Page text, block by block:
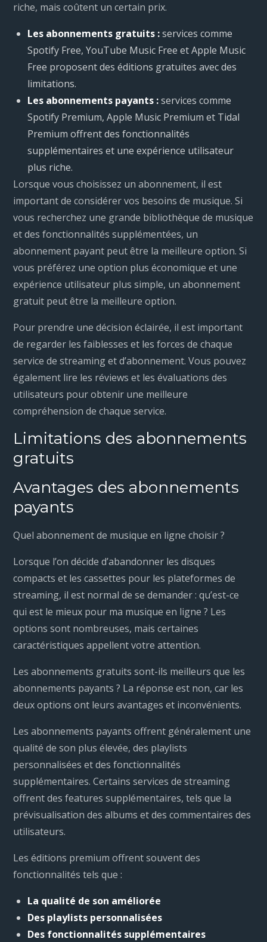
riche, mais coûtent un certain prix.
Les abonnements gratuits :services comme
Spotify Free, YouTube Music Free et Apple Music
Free proposent des éditions gratuites avec des
limitations.
Les abonnements payants :services comme
Spotify Premium, Apple Music Premium et Tidal
Premium offrent des fonctionnalités
supplémentaires et une expérience utilisateur
plus riche.
Lorsque vous choisissez un abonnement, il est
important de considérer vos besoins de musique. Si
vous recherchez une grande bibliothèque de musique
et des fonctionnalités supplémentées, un
abonnement payant peut être la meilleure option. Si
vous préférez une option plus économique et une
expérience utilisateur plus simple, un abonnement
gratuit peut être la meilleure option.
Pour prendre une décision éclairée, il est important
de regarder les faiblesses et les forces de chaque
service de streaming et d’abonnement. Vous pouvez
également lire les réviews et les évaluations des
utilisateurs pour obtenir une meilleure
compréhension de chaque service.
Limitations des abonnements
gratuits
Avantages des abonnements
payants
Quel abonnement de musique en ligne choisir ?
Lorsque l’on décide d’abandonner les disques
compacts et les cassettes pour les plateformes de
streaming, il est normal de se demander : qu’est-ce
qui est le mieux pour ma musique en ligne ? Les
options sont nombreuses, mais certaines
caractéristiques appellent votre attention.
Les abonnements gratuits sont-ils meilleurs que les
abonnements payants ? La réponse est non, car les
deux options ont leurs avantages et inconvénients.
Les abonnements payants offrent généralement une
qualité de son plus élevée, des playlists
personnalisées et des fonctionnalités
supplémentaires. Certains services de streaming
offrent des features supplémentaires, tels que la
prévisualisation des albums et des commentaires des
utilisateurs.
Les éditions premium offrent souvent des
fonctionnalités tels que :
La qualité de son améliorée
Des playlists personnalisées
Des fonctionnalités supplémentaires